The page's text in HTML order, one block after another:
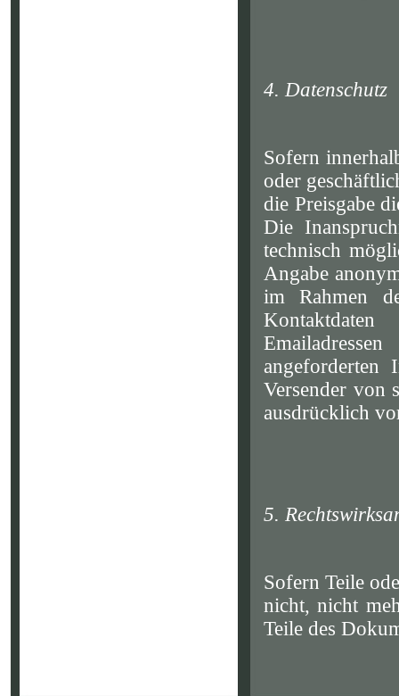
4. Datenschutz
Sofern
oder
die Preisgabe
Die
technisch
Angabe
im Rahmen
angeforderten
Versender von
ausdrücklich
5.
Sofern Teile
nicht, nicht
Teile des